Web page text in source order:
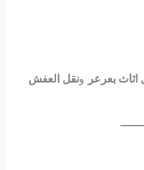
اثاث بعرعر ونقل العفش